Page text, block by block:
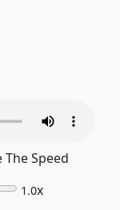
The Speed
1.0x